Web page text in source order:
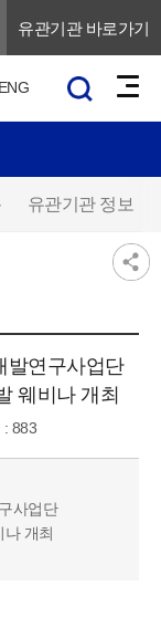
유관기관 바로가기
ENG
유관기관 정보
발연구사업단
웨비나 개최
: 883
사업단
나 개최